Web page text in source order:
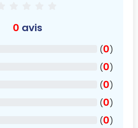
0 avis
(0)
(0)
(0)
(0)
(0)